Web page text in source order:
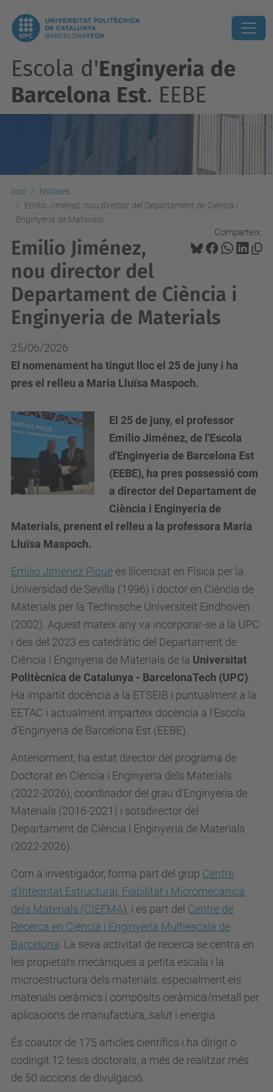
Escola d'Enginyeria de
Barcelona Est. EEBE
Inici
Notícies
Emilio Jiménez, nou director del Departament de Ciència i
Enginyeria de Materials
Comparteix:
Emilio Jiménez,
nou director del
Departament de Ciència i
Enginyeria de Materials
25/06/2026
El nomenament ha tingut lloc el 25 de juny i ha
pres el relleu a Maria Lluïsa Maspoch.
El 25 de juny, el professor
Emilio Jiménez, de l'Escola
d'Enginyeria de Barcelona Est
(EEBE), ha pres possessió com
a director del Departament de
Ciència i Enginyeria de
Materials, prenent el relleu a la professora Maria
Lluïsa Maspoch.
Emilio Jiménez Piqué és llicenciat en Física per la
Universidad de Sevilla (1996) i doctor en Ciència de
Materials per la Technische Universiteit Eindhoven
(2002). Aquest mateix any va incorporar-se a la UPC
i des del 2023 es catedràtic del Departament de
Ciència i Enginyeria de Materials de la Universitat
Politècnica de Catalunya - BarcelonaTech (UPC)
Ha impartit docència a la ETSEIB i puntualment a la
EETAC i actualment imparteix docència a l'Escola
d'Enginyeria de Barcelona Est (EEBE).
Anteriorment, ha estat director del programa de
Doctorat en Ciència i Enginyeria dels Materials
(2022-2026), coordinador del grau d'Enginyeria de
Materials (2016-2021) i sotsdirector del
Departament de Ciència i Enginyeria de Materials
(2022-2026).
Com a investigador, forma part del grup Centre
d'Integritat Estructural, Fiabilitat i Micromecànica
dels Materials (CIEFMA), i es part del Centre de
Recerca en Ciència i Enginyeria Multiescala de
Barcelona . La seva activitat de recerca se centra en
les propietats mecàniques a petita escala i la
microestructura dels materials, especialment els
materials ceràmics i compòsits ceràmica/metall per
aplicacions de manufactura, salut i energia.
És coautor de 175 articles científics i ha dirigit o
codirigit 12 tesis doctorals, a més de realitzar més
de 50 accions de divulgació.